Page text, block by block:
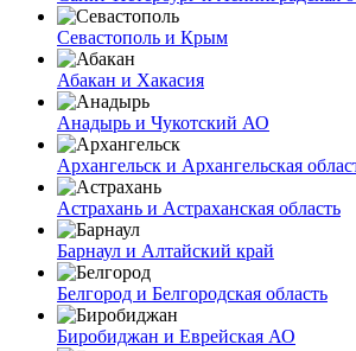
Севастополь и Крым
Абакан и Хакасия
Анадырь и Чукотский АО
Архангельск и Архангельская
Астрахань и Астраханская область
Барнаул и Алтайский край
Белгород и Белгородская область
Биробиджан и Еврейская АО